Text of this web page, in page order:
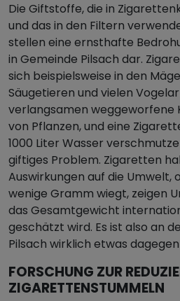
Die Giftstoffe, die in
und das in den Filtern
stellen eine ernsthafte
in Gemeinde Pilsach dar.
sich beispielsweise in den
Säugetieren und vielen
verlangsamen weggeworfene
von Pflanzen, und eine
1000 Liter Wasser
giftiges Problem. Zigaretten
Auswirkungen auf die Umwelt,
wenige Gramm wiegt, zeigen
das Gesamtgewicht
geschätzt wird. Es ist also an
Pilsach wirklich etwas
FORSCHUNG ZUR
ZIGARETTENSTUMMELN